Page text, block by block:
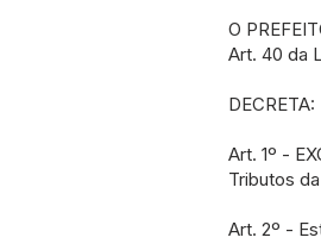
O
Art. 40 da
DECRETA:
Art. 1º -
Tributos
Art. 2º -